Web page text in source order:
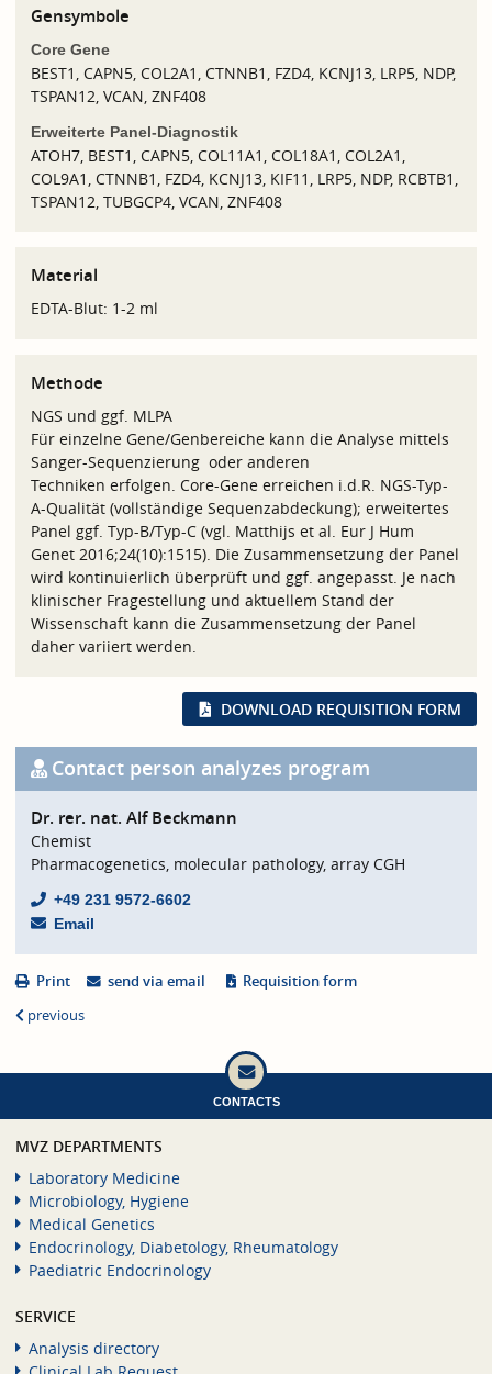
Gensymbole
Core Gene
BEST1, CAPN5, COL2A1, CTNNB1, FZD4, KCNJ13, LRP5, NDP,
TSPAN12, VCAN, ZNF408
Erweiterte Panel-Diagnostik
ATOH7, BEST1, CAPN5, COL11A1, COL18A1, COL2A1,
COL9A1, CTNNB1, FZD4, KCNJ13, KIF11, LRP5, NDP, RCBTB1,
TSPAN12, TUBGCP4, VCAN, ZNF408
Material
EDTA-Blut: 1-2 ml
Methode
NGS und ggf. MLPA
Für einzelne Gene/Genbereiche kann die Analyse mittels
Sanger-Sequenzierung oder anderen
Techniken erfolgen. Core-Gene erreichen i.d.R. NGS-Typ-
A-Qualität (vollständige Sequenzabdeckung); erweitertes
Panel ggf. Typ-B/Typ-C (vgl. Matthijs et al. Eur J Hum
Genet 2016;24(10):1515). Die Zusammensetzung der Panel
wird kontinuierlich überprüft und ggf. angepasst. Je nach
klinischer Fragestellung und aktuellem Stand der
Wissenschaft kann die Zusammensetzung der Panel
daher variiert werden.
DOWNLOAD REQUISITION FORM
Contact person analyzes program
Dr. rer. nat. Alf Beckmann
Chemist
Pharmacogenetics, molecular pathology, array CGH
+49 231 9572-6602
Email
Print send via email
Requisition form
previous
CONTACTS
MVZ DEPARTMENTS
Laboratory Medicine
Microbiology, Hygiene
Medical Genetics
Endocrinology, Diabetology, Rheumatology
Paediatric Endocrinology
SERVICE
Analysis directory